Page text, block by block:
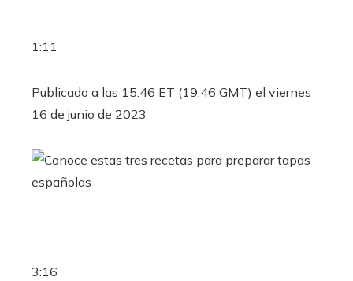
1:11
Publicado a las 15:46 ET (19:46 GMT) el viernes
16 de junio de 2023
3:16